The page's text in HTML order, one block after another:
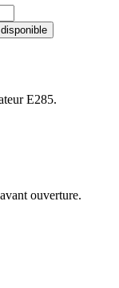
E285.
ouverture.